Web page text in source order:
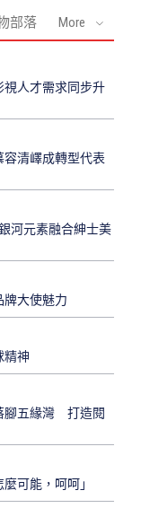
部落 More
人才需求同步升
清嶧成轉型代表
元素融合紳士美
大使魅力
神
腳五緣灣 打造閱
可能，呵呵」